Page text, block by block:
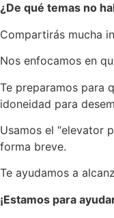
¿De qué temas no
Compartirás mucha
Nos enfocamos en
Te preparamos para
idoneidad para
Usamos el “elevator
forma breve.
Te ayudamos a
¡Estamos para